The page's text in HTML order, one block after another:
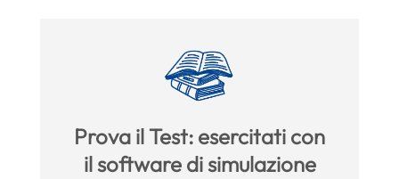
Prova il Test: esercitati con
il software di simulazione